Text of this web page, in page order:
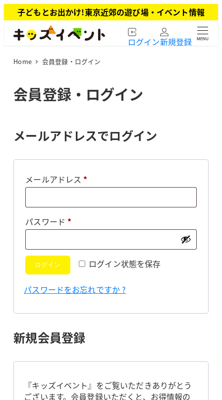
イ
子どもとお出かけ!東京近郊の遊び場・イベント情報
ログイン新規登録 MENU
Home 会員登録・ログイン
会員登録・ログイン
メールアドレスでログイン
メールアドレス *必
パスワード *必
ログイン状態を保存
ログイン
パスワードをお忘れですか ?
新規会員登録
『キッズイベント』をご覧いただきありがとう
ございます。会員登録いただくと、お得情報の